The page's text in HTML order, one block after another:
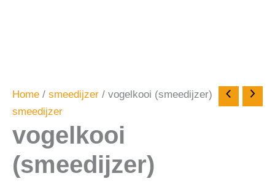
Home / smeedijzer / vogelkooi (smeedijzer)
smeedijzer
vogelkooi
(smeedijzer)